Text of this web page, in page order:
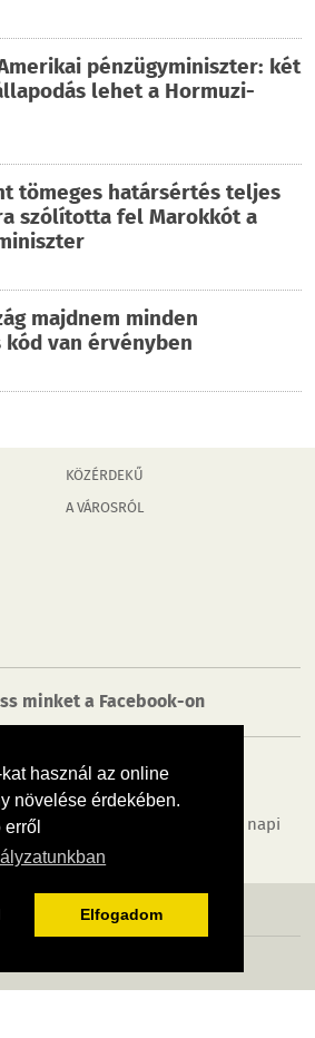
használ az online
növelése érdekében.
Elfogadom
pénzügyminiszter: két
lehet a Hormuzi-
tömeges határsértés teljes
szólította fel Marokkót a
majdnem minden
van érvényben
KÖZÉRDEKŰ
A VÁROSRÓL
minket a Facebook-on
Hírek, programok, képek, napi
ami Győr
IMPRESSZUM RÓLUNK